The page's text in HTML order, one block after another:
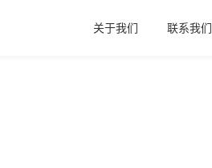
关于我们 联系我们